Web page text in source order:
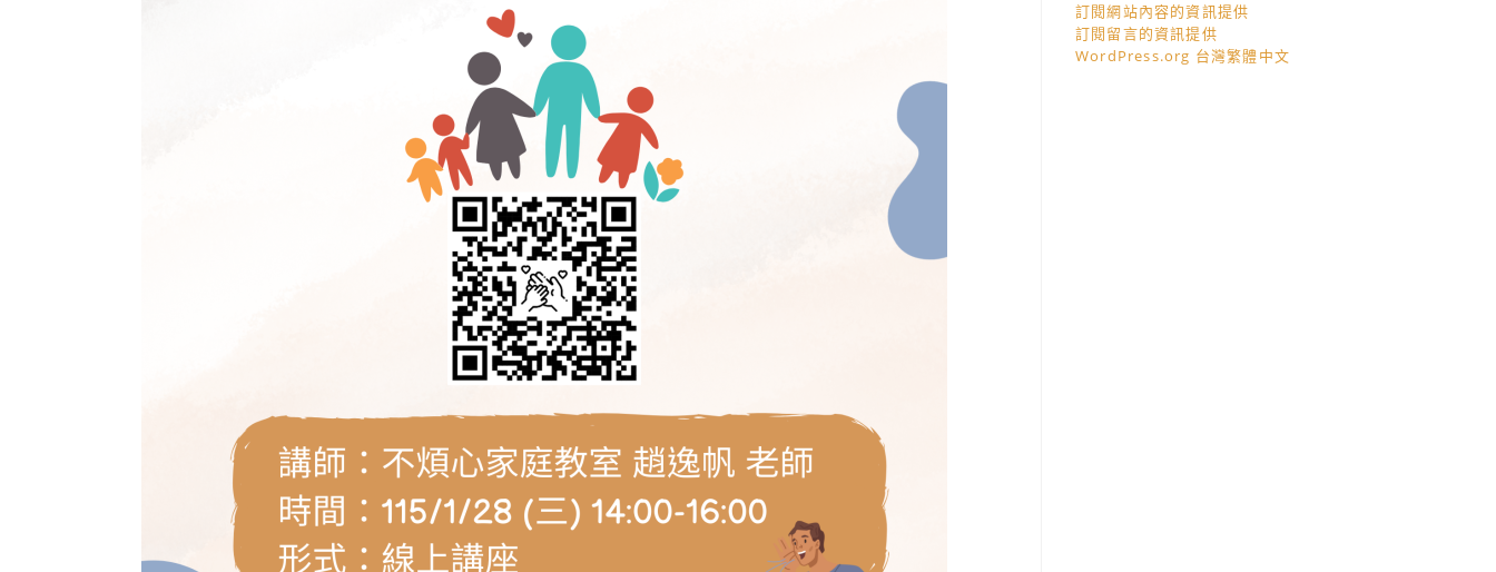
訂閱網站內容的資訊提供
訂閱留言的資訊提供
WordPress.org 台灣繁體中文